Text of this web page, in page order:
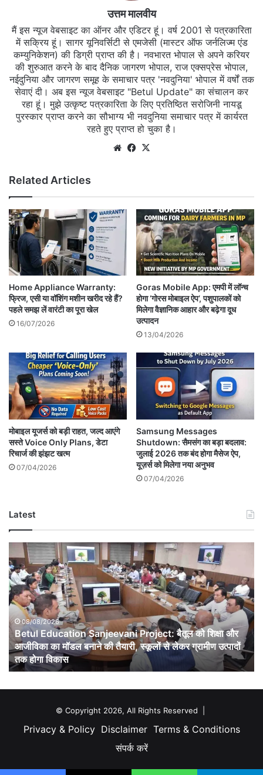
उत्तम मालवीय
मैं इस न्यूज वेबसाइट का ऑनर और एडिटर हूं। वर्ष 2001 से पत्रकारिता
में सक्रिय हूं। सागर यूनिवर्सिटी से एमजेसी (मास्टर ऑफ जर्नलिज्म एंड
कम्युनिकेशन) की डिग्री प्राप्त की है। नवभारत भोपाल से अपने करियर
की शुरुआत करने के बाद दैनिक जागरण भोपाल, राज एक्सप्रेस भोपाल,
नईदुनिया और जागरण समूह के समाचार पत्र 'नवदुनिया' भोपाल में वर्षों तक
सेवाएं दी। अब इस न्यूज वेबसाइट "Betul Update" का संचालन कर
रहा हूं। मुझे उत्कृष्ट पत्रकारिता के लिए प्रतिष्ठित सरोजिनी नायडू
पुरस्कार प्राप्त करने का सौभाग्य भी नवदुनिया समाचार पत्र में कार्यरत
रहते हुए प्राप्त हो चुका है।
WebsiteFacebook
Related Articles
Home Appliance Warranty:
फ्रिज, एसी या वॉशिंग मशीन खरीद रहे हैं?
पहले समझ लें वारंटी का पूरा खेल
16/07/2026
Goras Mobile App: एमपी में लॉन्च
होगा ‘गोरस मोबाइल ऐप’, पशुपालकों को
मिलेगा वैज्ञानिक आहार और बढ़ेगा दूध
उत्पादन
13/04/2026
मोबाइल यूजर्स को बड़ी राहत, जल्द आएंगे
सस्ते Voice Only Plans, डेटा
रिचार्ज की झंझट खत्म
07/04/2026
Samsung Messages
Shutdown: सैमसंग का बड़ा बदलाव:
जुलाई 2026 तक बंद होगा मैसेज ऐप,
यूज़र्स को मिलेगा नया अनुभव
07/04/2026
Latest
Betul
Education
Sanjeevani
Project:
बैतूल
को
शिक्षा
और
आजीविका
का
मॉडल
उत्पादों
08/08/2026
Betul Education Sanjeevani Project: बैतूल को शिक्षा और
आजीविका का मॉडल बनाने की तैयारी, स्कूलों से लेकर ग्रामीण उत्पादों
तक होगा विकास
© Copyright 2026, All Rights Reserved |
Privacy & Policy Disclaimer Terms & Conditions
संपर्क करें